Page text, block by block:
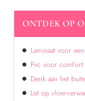
ONTDEK OP
Laminaat voor
Pvc voor
Denk aan het
Let op